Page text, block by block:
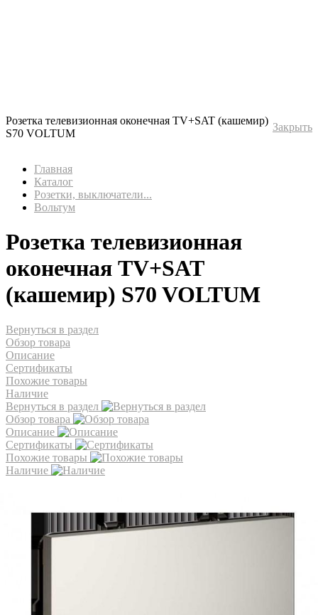
Розетка телевизионная оконечная TV+SAT (кашемир)
S70 VOLTUM
Закрыть
Главная
Каталог
Розетки, выключатели...
Вольтум
Розетка телевизионная
оконечная TV+SAT
(кашемир) S70 VOLTUM
Вернуться в раздел
Обзор товара
Описание
Сертификаты
Похожие товары
Наличие
Вернуться в раздел
Обзор товара
Описание
Сертификаты
Похожие товары
Наличие